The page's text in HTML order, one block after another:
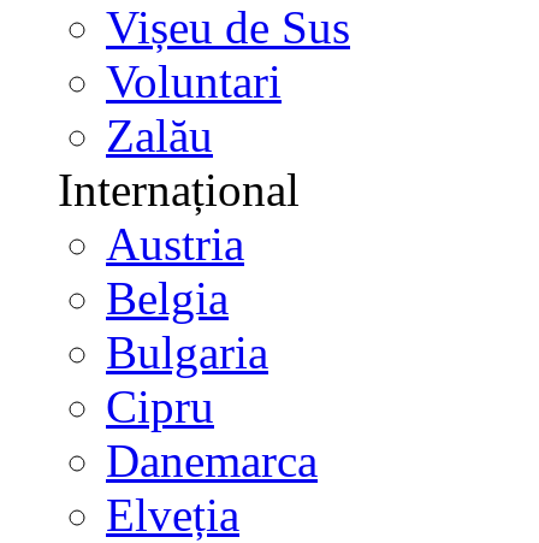
Vișeu de Sus
Voluntari
Zalău
Internațional
Austria
Belgia
Bulgaria
Cipru
Danemarca
Elveția